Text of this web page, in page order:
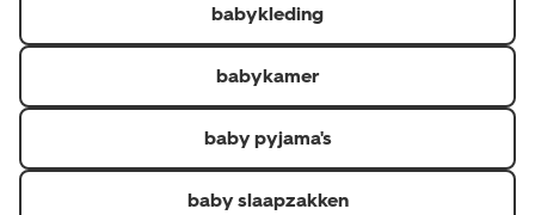
Je kunt de factuur, pakbon of QR-code voor een
thuislevering en kassabon of QR-code voor in de winkel
afgehaalde of gekochte producten laten zien.\r
Je hebt het artikel minder dan 30 dagen geleden
Retourneer je de hele bestelling? Dan krijg je je
verzendkosten of verwerkingskosten ook terug als je
babykleding
babykamer
baby pyjama's
baby slaapzakken